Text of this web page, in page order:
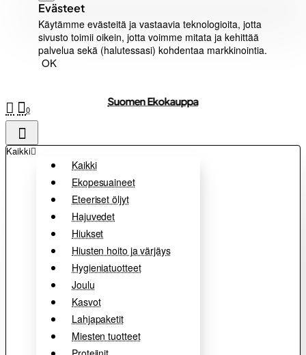
Evästeet
Käytämme evästeitä ja vastaavia teknologioita, jotta
sivusto toimii oikein, jotta voimme mitata ja kehittää
palvelua sekä (halutessasi) kohdentaa markkinointia.
OK
Suomen Ekokauppa
0
Kaikki
Kaikki
Ekopesuaineet
Eteeriset öljyt
Hajuvedet
Hiukset
Hiusten hoito ja värjäys
Hygieniatuotteet
Joulu
Kasvot
Lahjapaketit
Miesten tuotteet